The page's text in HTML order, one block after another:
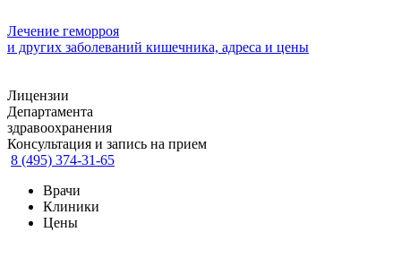
Лечение геморроя
и других заболеваний кишечника, адреса и цены
Лицензии
Департамента
здравоохранения
Консультация и запись на прием
8 (495) 374-31-65
Врачи
Клиники
Цены